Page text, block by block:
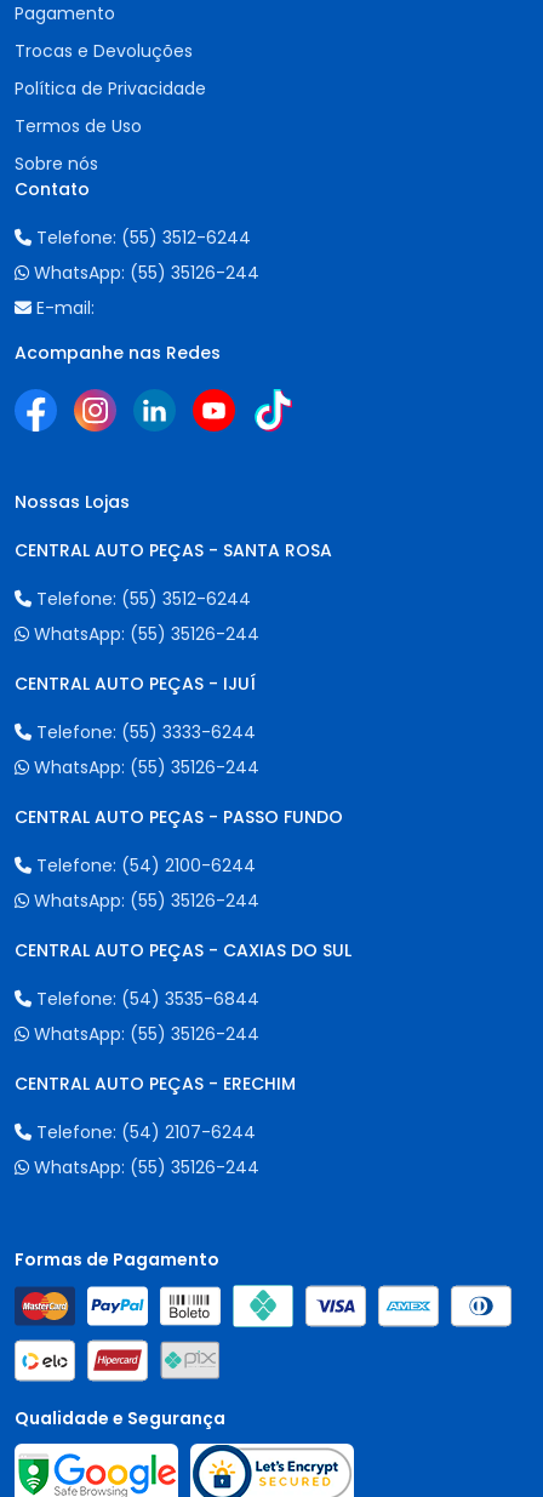
Pagamento
Trocas e Devoluções
Política de Privacidade
Termos de Uso
Sobre nós
Contato
Telefone: (55) 3512-6244
WhatsApp: (55) 35126-244
E-mail:
Acompanhe nas Redes
Nossas Lojas
CENTRAL AUTO PEÇAS - SANTA ROSA
Telefone: (55) 3512-6244
WhatsApp: (55) 35126-244
CENTRAL AUTO PEÇAS - IJUÍ
Telefone: (55) 3333-6244
WhatsApp: (55) 35126-244
CENTRAL AUTO PEÇAS - PASSO FUNDO
Telefone: (54) 2100-6244
WhatsApp: (55) 35126-244
CENTRAL AUTO PEÇAS - CAXIAS DO SUL
Telefone: (54) 3535-6844
WhatsApp: (55) 35126-244
CENTRAL AUTO PEÇAS - ERECHIM
Telefone: (54) 2107-6244
WhatsApp: (55) 35126-244
Formas de Pagamento
Qualidade e Segurança